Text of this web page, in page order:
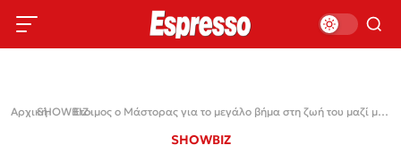
Αρχική›
SHOWBIZ› Έτοιμος ο Μάστορας για το μεγάλο βήμα στη ζωή του μαζί με την Ελληνίδα Σκάρλετ Γιόχανσον!
SHOWBIZ